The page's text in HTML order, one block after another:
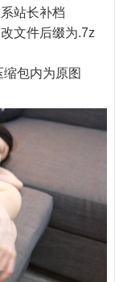
站长补档
文件后缀为.7z
包内为原图